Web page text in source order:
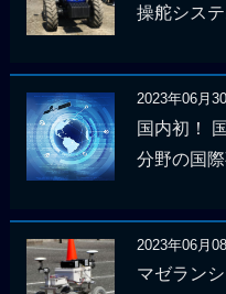
操舵シス
2023年06月
国内初！
分野の国
2023年06月
マゼラン